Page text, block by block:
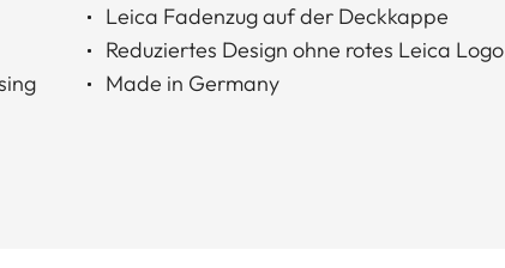
Leica Fadenzug auf der Deckkappe
Reduziertes Design ohne rotes Leica Logo
Made in Germany